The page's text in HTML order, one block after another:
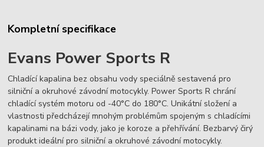
Kompletní specifikace
Evans Power Sports R
Chladící kapalina bez obsahu vody speciálně sestavená pro
silniční a okruhové závodní motocykly. Power Sports R chrání
chladící systém motoru od -40°C do 180°C. Unikátní složení a
vlastnosti předcházejí mnohým problémům spojeným s chladícími
kapalinami na bázi vody, jako je koroze a přehřívání. Bezbarvý čirý
produkt ideální pro silniční a okruhové závodní motocykly.